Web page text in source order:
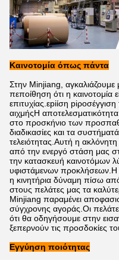
Καινοτομία όπως πάντα
Στην Minjiang, αγκαλιάζουμε
πεποίθηση ότι η καινοτομία
επιτυχίας.εpiίση
αιχμήςΗ
στο προσκήνιο των
διαδικασίες και τα
τελειότητας.Αυτή η
από την ενεργό στάση μας
την κατασκευή καινοτόμων
υφιστάμενων προκλήσεων.Η
η κινητήρια δύναμη πίσω
στους πελάτες μας τα
Minjiang παραμένει
σύγχρονης αγοράς.Οι
ότι θα οδηγήσουμε στην
ξεπερνούν τις προσδοκίες
Εγγύηση ποιότητας